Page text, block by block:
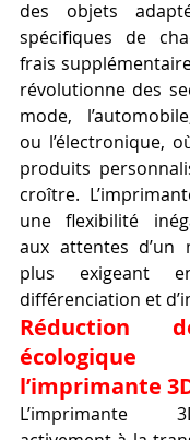
des objets
spécifiques de
frais
révolutionne des
mode,
ou l’électronique,
produits
croître.
une flexibilité
aux attentes d’un
plus exigeant
différenciation et
Réduction
l’imprimante
L’imprimante